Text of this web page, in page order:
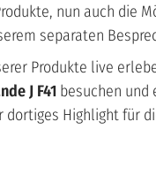
nun auch die
separaten
Produkte live
J F41 besuchen und
dortiges Highlight für